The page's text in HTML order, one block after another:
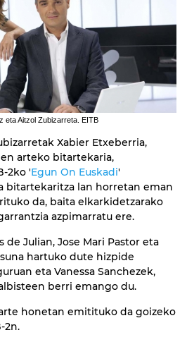
eta Aitzol Zubizarreta. EITB
Xabier Etxeberria,
arteko bitartekaria,
2ko 'Egun On Euskadi'
bitartekaritza lan horretan eman
da, baita elkarkidetzarako
azpimarratu ere.
de Julian, Jose Mari Pastor eta
hartuko dute hizpide
eta Vanessa Sanchezek,
berri emango du.
honetan emitituko da goizeko
2n.